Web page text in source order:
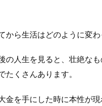
から生活はどのように変わ
の人生を見ると、壮絶な
たくさんあります。
金を手にした時に本性が現